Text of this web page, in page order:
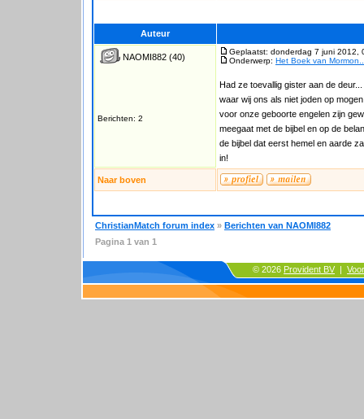
Auteur
NAOMI882 (40)
Berichten: 2
Geplaatst: donderdag 7 juni 2012,
Onderwerp: Het Boek van
Had ze toevallig gister aan de
waar wij ons als niet joden op
voor onze geboorte engelen zijn
meegaat met de bijbel en op de
de bijbel dat eerst hemel en aarde
in!
Naar boven
ChristianMatch forum index » Berichten van NAOMI882
Pagina 1 van 1
© 2026 Provident BV |